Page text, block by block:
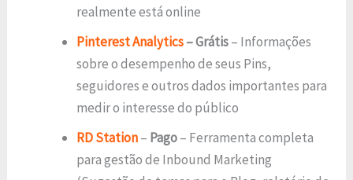
realmente está online
Pinterest Analytics– Grátis– Informações
sobre o desempenho de seus Pins,
seguidores e outros dados importantes para
medir o interesse do público
RD Station– Pago– Ferramenta completa
para gestão de Inbound Marketing